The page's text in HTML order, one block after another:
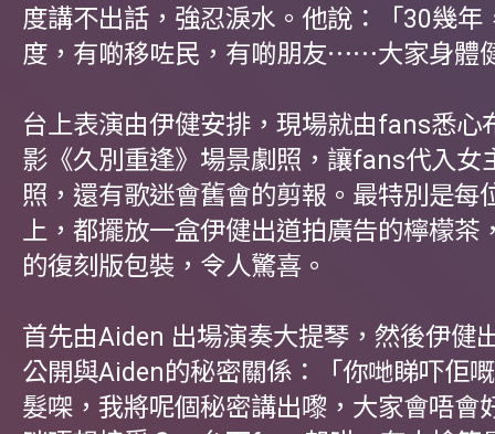
度講不出話，強忍淚水。他說：「30幾年
度，有啲移咗民，有啲朋友⋯⋯大家身體
台上表演由伊健安排，現場就由fans悉心
影《久別重逢》場景劇照，讓fans代入女
照，還有歌迷會舊會的剪報。最特別是每
上，都擺放一盒伊健出道拍廣告的檸檬茶
的復刻版包裝，令人驚喜。
首先由Aiden 出場演奏大提琴，然後伊健
公開與Aiden的秘密關係：「你哋睇吓佢
髮㗎，我將呢個秘密講出嚟，大家會唔會